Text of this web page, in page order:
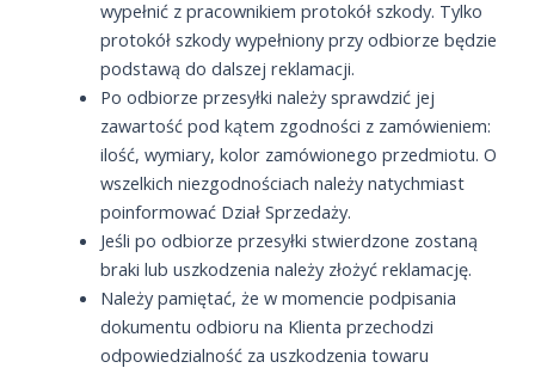
wypełnić z pracownikiem protokół szkody. Tylko
protokół szkody wypełniony przy odbiorze będzie
podstawą do dalszej reklamacji.
Po odbiorze przesyłki należy sprawdzić jej
zawartość pod kątem zgodności z zamówieniem:
ilość, wymiary, kolor zamówionego przedmiotu. O
wszelkich niezgodnościach należy natychmiast
poinformować Dział Sprzedaży.
Jeśli po odbiorze przesyłki stwierdzone zostaną
braki lub uszkodzenia należy złożyć reklamację.
Należy pamiętać, że w momencie podpisania
dokumentu odbioru na Klienta przechodzi
odpowiedzialność za uszkodzenia towaru